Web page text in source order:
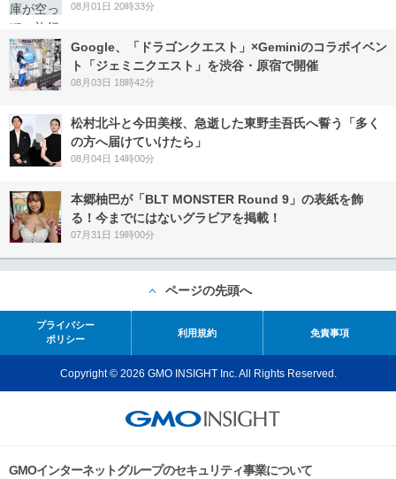
08月01日 20時33分
Google、「ドラゴンクエスト」×Geminiのコラボイベン
ト「ジェミニクエスト」を渋谷・原宿で開催
08月03日 18時42分
松村北斗と今田美桜、急逝した東野圭吾氏へ誓う「多く
の方へ届けていけたら」
08月04日 14時00分
本郷柚巴が「BLT MONSTER Round 9」の表紙を飾
る！今までにはないグラビアを掲載！
07月31日 19時00分
ページの先頭へ
プライバシー
ポリシー
利用規約 免責事項
Copyright © 2026 GMO INSIGHT Inc. All Rights Reserved.
GMOインターネットグループのセキュリティ事業について